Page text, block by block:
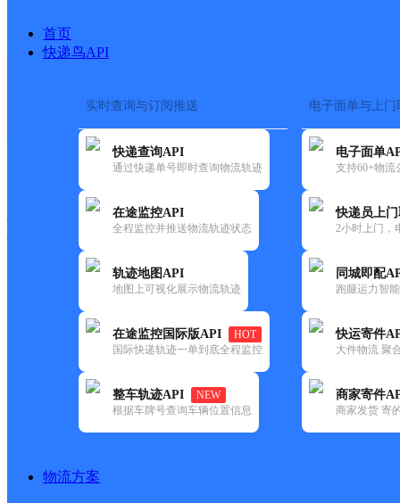
首页
快递鸟API
实时查询与订阅推送
快递查询API
通过快递单号即时查询物流轨迹
在途监控API
全程监控并推送物流轨迹状态
轨迹地图API
地图上可视化展示物流轨迹
在途监控国际版API
HOT
国际快递轨迹一单到底全程监控
整车轨迹API
NEW
根据车牌号查询车辆位置信息
电子面单与上门
电子面单
支持60+物流
快递员上
2小时上门，
同城即配
跑腿运力智
快运寄件
大件物流 聚
商家寄件
商家发货 寄
物流方案
快运大全 快递时效
德邦
濉溪县韩村镇合作点ID8093
更新时间：2022-07-12 00:00:00
所属快递：德邦快递
所属区域：安徽省-淮北市-濉溪县